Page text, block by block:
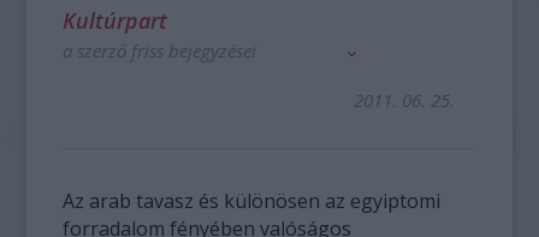
Kultúrpart
a szerző friss bejegyzései
2011. 06. 25.
Az arab tavasz és különösen az egyiptomi
forradalom fényében valóságos